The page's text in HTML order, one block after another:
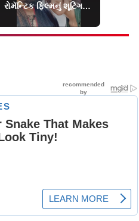
રોમૅન્ટિક ફિલ્મનું શૂટિંગ